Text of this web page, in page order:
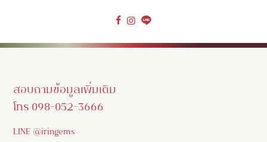
สอบถามข้อมูลเพิ่มเติม
โทร 098-052-3666
LINE @iringems